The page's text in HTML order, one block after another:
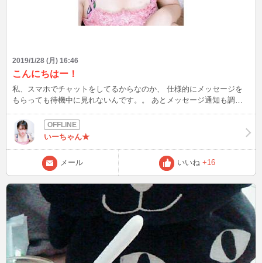
2019/1/28 (月) 16:46
こんにちはー！
私、スマホでチャットをしてるからなのか、 仕様的にメッセージを
もらっても待機中に見れないんです。。 あとメッセージ通知も調べ
やめてメッセージを確認するしかない、、といった感じです。。
いーちゃん★
メール いいね +16